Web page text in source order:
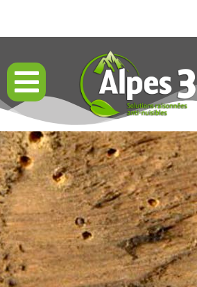
Résultats garantis par contrat